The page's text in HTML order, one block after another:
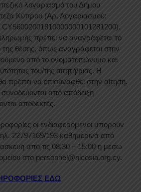
λογαριασμό του Δήμου
Κύπρου (Αρ. Λογαριασμού:
πρέπει να αναγράφεται το
της θέσης, όπως αναγράφεται στην
από το ονοματεπώνυμο και
του/της αιτητή/ριας. Η
πρέπει να επισυναφθεί στην αίτηση.
συνοδεύονται από απόδειξη
αποδεκτές.
οι ενδιαφερόμενοι μπορούν
22797169/193 καθημερινά από
από τις 08:30 – 15:00 ή μέσω
στο personnel@nicosia.org.cy.
ΕΔΩ